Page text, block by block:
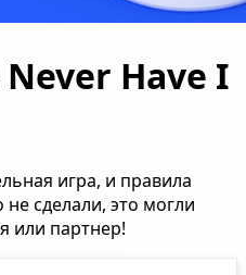
Have I
игра, и правила
сделали, это могли
или партнер!